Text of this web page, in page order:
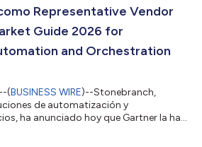
Representative Vendor
Guide 2026 for
and Orchestration
(BUSINESS WIRE)--Stonebranch,
de automatización y
ha anunciado hoy que Gartner la ha